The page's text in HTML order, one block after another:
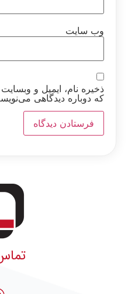
وب‌ سایت
ذخیره نام، ایمیل و
که دوباره دیدگاهی